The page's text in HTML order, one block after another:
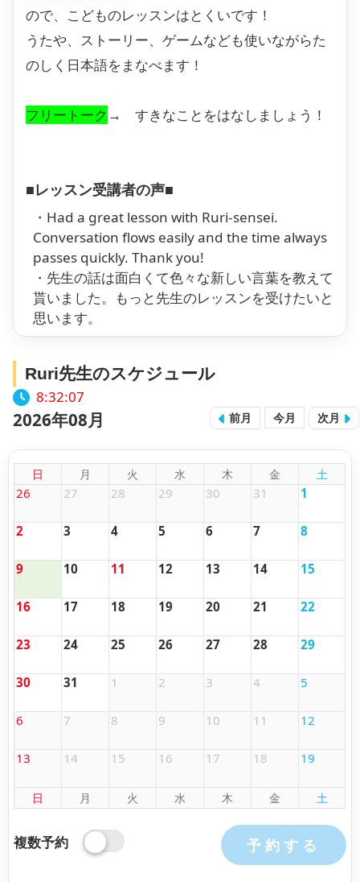
ので、こどものレッスンはとくいです！
うたや、ストーリー、ゲームなども使いながらた
のしく日本語をまなべます！
フリートーク → すきなことをはなしましょう！
■レッスン受講者の声■
・Had a great lesson with Ruri-sensei.
Conversation flows easily and the time always
passes quickly. Thank you!
・先生の話は面白くて色々な新しい言葉を教えて
貰いました。もっと先生のレッスンを受けたいと
思います。
Ruri先生のスケジュール
8:32:08
2026年08月 前月 今月 次月
日 月 火 水 木 金 土
26 27 28 29 30 31 1
2 3 4 5 6 7 8
9 10 11 12 13 14 15
16 17 18 19 20 21 22
23 24 25 26 27 28 29
30 31 1 2 3 4 5
6 7 8 9 10 11 12
13 14 15 16 17 18 19
日 月 火 水 木 金 土
複数予約 予約する